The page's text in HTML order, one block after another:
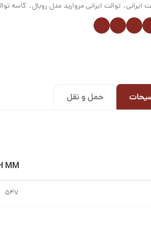
ایرانی, توالت ایرانی مروارید مدل رویال, کاسه
حمل و نقل
MM
۵۴۷